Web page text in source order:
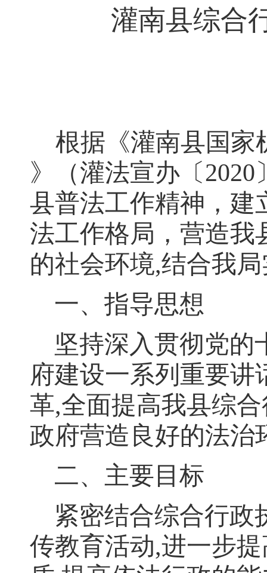
灌南县综合
根据《灌南县国家
》（灌法宣办 〔2020
县普法工作精神，建
法工作格局 ， 营造我
的社会环境,结合我
一、指导思想
坚持深入贯彻党的
府建设一系列重要讲
革,全面提高我县综
政府营造良好的法治
二、主要目标
紧密结合综合行政
传教育活动,进一步